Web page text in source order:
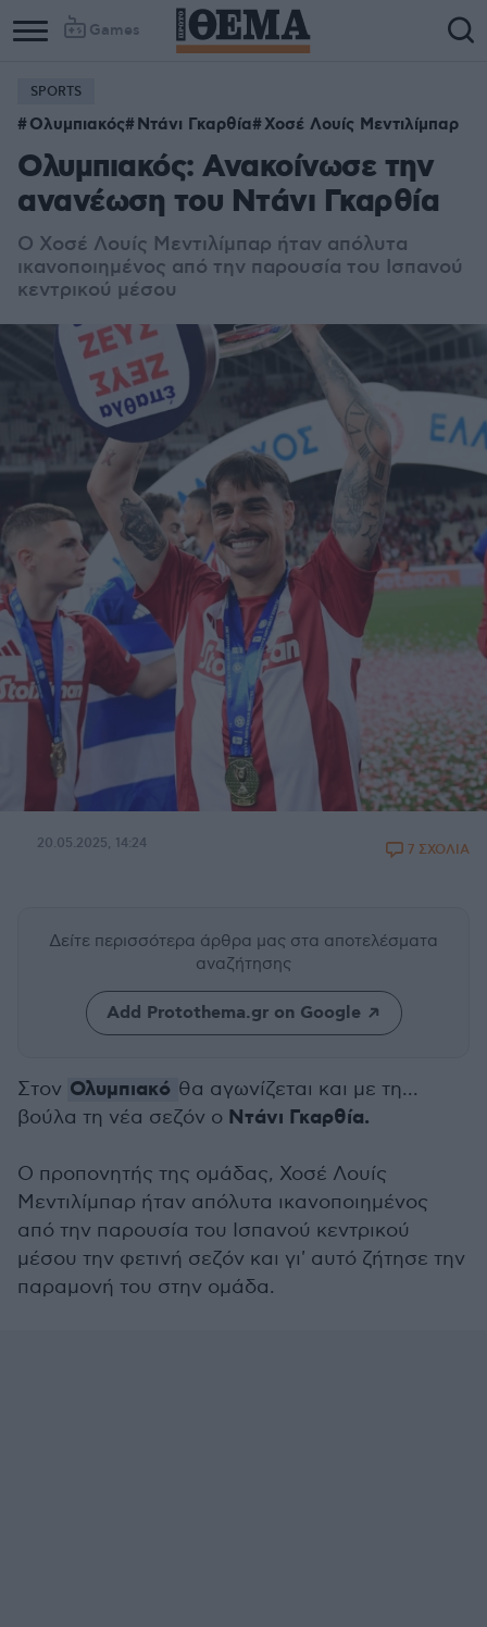
Games
SPORTS
Ολυμπιακός Ντάνι Γκαρθία Χοσέ Λουίς Μεντιλίμπαρ
Ολυμπιακός: Ανακοίνωσε την
ανανέωση του Ντάνι Γκαρθία
Ο Χοσέ Λουίς Μεντιλίμπαρ ήταν απόλυτα
ικανοποιημένος από την παρουσία του Ισπανού
κεντρικού μέσου
20.05.2025, 14:24 7 ΣΧΟΛΙΑ
Δείτε περισσότερα άρθρα μας στα αποτελέσματα
αναζήτησης
Add Protothema.gr on Google
Στον Ολυμπιακό θα αγωνίζεται και με τη...
βούλα τη νέα σεζόν ο Ντάνι Γκαρθία.
Ο προπονητής της ομάδας, Χοσέ Λουίς
Μεντιλίμπαρ ήταν απόλυτα ικανοποιημένος
από την παρουσία του Ισπανού κεντρικού
μέσου την φετινή σεζόν και γι' αυτό ζήτησε την
παραμονή του στην ομάδα.